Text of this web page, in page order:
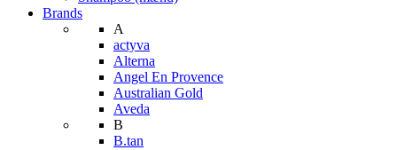
Brands
A
actyva
Alterna
Angel En Provence
Australian Gold
Aveda
B
B.tan